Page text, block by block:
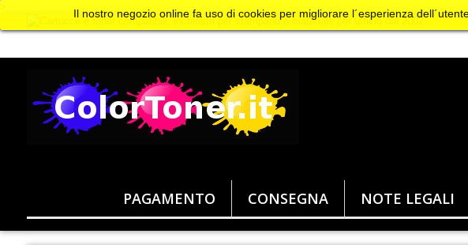
PAGAMENTO CONSEGNA NOTE LEGALI
Il nostro negozio online fa uso di cookies per migliorare l´esperienza